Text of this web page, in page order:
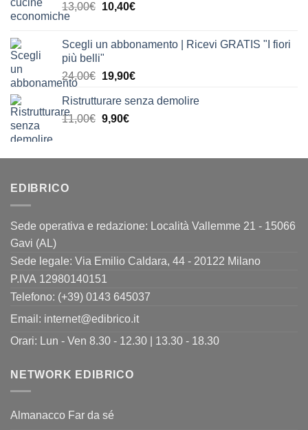
13,00€ Il
era:
10,40€Il
è:
Scegli un abbonamento | Ricevi GRATIS "I fiori
più belli"
24,00€ Il
originale
era:
19,90€Il
attuale
Ristrutturare senza demolire
11,00€ Il
era:
9,90€Il
è:
EDIBRICO
Sede operativa e redazione: Località Vallemme 21 - 15066
Gavi (AL)
Sede legale: Via Emilio Caldara, 44 - 20122 Milano
P.IVA 12980140151
Telefono: (+39) 0143 645037
Email: internet@edibrico.it
Orari: Lun - Ven 8.30 - 12.30 | 13.30 - 18.30
NETWORK EDIBRICO
Almanacco Far da sé